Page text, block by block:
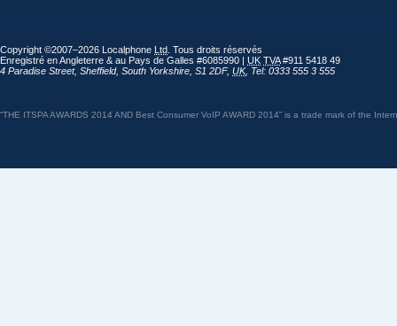
Copyright ©2007–2026 Localphone Ltd . Tous droits réservés
Enregistré en Angleterre & au Pays de Galles #6085990 | UK TVA#911 5418 49
4 Paradise Street, Sheffield, South Yorkshire S1 2DF, UK, Tel: 0333 555 3 555
“THE ITSPA AWARDS 2014 AND Best Consumer VoIP AWARD 2014” is a trade mark of the